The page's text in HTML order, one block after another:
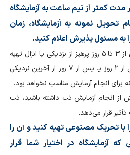
مدت کمتر از نیم ساعت به آزمایشگاه
تحویل نمونه به آزمایشگاه، زمان
به مسئول پذیرش اعلام کنید.
شما باید نمونه را پس از ۳ تا ۵ روز پرهیز از نزدیکی یا انزال تهیه
کنید. اگر نمونه را پیش از ۲ روز یا پس از ۷ روز از آخرین نزدیکی
برای انجام آزمایش مناسب نخواهد بود.
۳ روز پیش از انجام آزمایش تب داشته باشید، تب
قرار می‌دهد.
با تحریک مصنوعی تهیه کنید و آن را
آزمایشگاه در اختیار شما قرار